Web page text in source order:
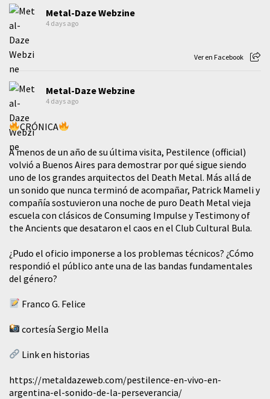
Metal-Daze Webzine
4 days ago
Ver en Facebook
Metal-Daze Webzine
4 days ago
CRÓNICA
A menos de un año de su última visita, Pestilence (official)
volvió a Buenos Aires para demostrar por qué sigue siendo
uno de los grandes arquitectos del Death Metal. Más allá de
un sonido que nunca terminó de acompañar, Patrick Mameli y
compañía sostuvieron una noche de puro Death Metal vieja
escuela con clásicos de Consuming Impulse y Testimony of
the Ancients que desataron el caos en el Club Cultural Bula.
¿Pudo el oficio imponerse a los problemas técnicos? ¿Cómo
respondió el público ante una de las bandas fundamentales
del género?
Franco G. Felice
cortesía Sergio Mella
Link en historias
https://metaldazeweb.com/pestilence-en-vivo-en-
argentina-el-sonido-de-la-perseverancia/